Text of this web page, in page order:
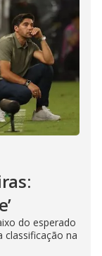
do esperado
classificação na